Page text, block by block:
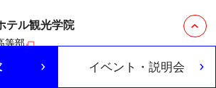
テル観光学院
等部
イベント・説明会